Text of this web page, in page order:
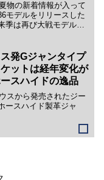
物の新着情報が入って
モデルをリリースした
季は再び大戦モデルが
は大戦初期にごく少数
ットの残るペンキステ
は2000年代にUnionさん
発Gジャンタイプ
ットは経年変化が
スハイドの逸品
スから発売されたジー
ースハイド製革ジャ